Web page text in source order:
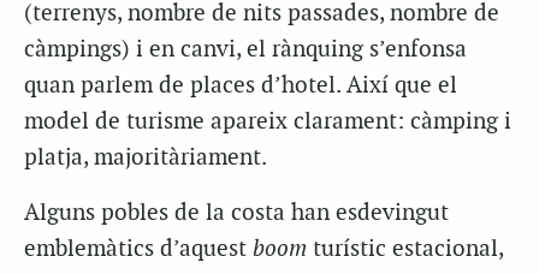
(terrenys, nombre de nits passades, nombre de
càmpings) i en canvi, el rànquing s’enfonsa
quan parlem de places d’hotel. Així que el
model de turisme apareix clarament: càmping i
platja, majoritàriament.
Alguns pobles de la costa han esdevingut
emblemàtics d’aquest boom turístic estacional,